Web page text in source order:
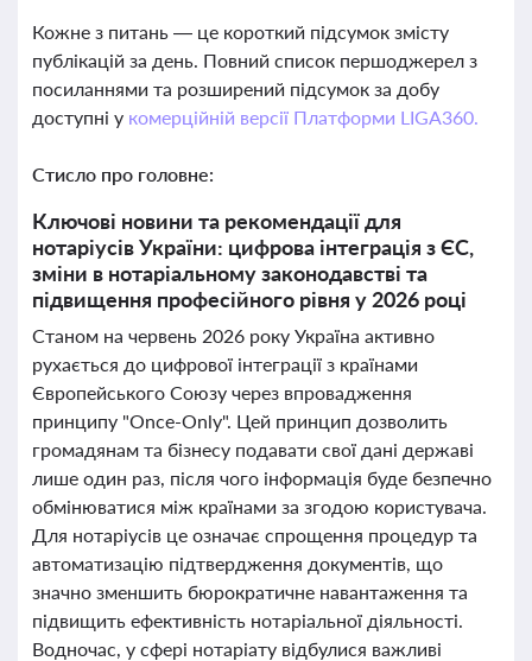
Кожне з питань — це короткий підсумок змісту
публікацій за день. Повний список першоджерел з
посиланнями та розширений підсумок за добу
доступні у комерційній версії Платформи LIGA360.
Стисло про головне:
Ключові новини та рекомендації для
нотаріусів України: цифрова інтеграція з ЄС,
зміни в нотаріальному законодавстві та
підвищення професійного рівня у 2026 році
Станом на червень 2026 року Україна активно
рухається до цифрової інтеграції з країнами
Європейського Союзу через впровадження
принципу "Once-Only". Цей принцип дозволить
громадянам та бізнесу подавати свої дані державі
лише один раз, після чого інформація буде безпечно
обмінюватися між країнами за згодою користувача.
Для нотаріусів це означає спрощення процедур та
автоматизацію підтвердження документів, що
значно зменшить бюрократичне навантаження та
підвищить ефективність нотаріальної діяльності.
Водночас, у сфері нотаріату відбулися важливі